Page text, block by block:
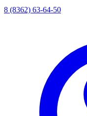
8 (8362) 63-64-50